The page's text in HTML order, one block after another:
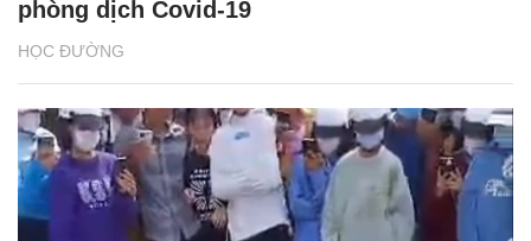
HỌC ĐƯỜNG
phòng dịch Covid-19